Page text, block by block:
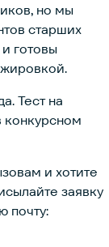
но мы
старших
готовы
Тест на
конкурсном
и хотите
заявку
почту: